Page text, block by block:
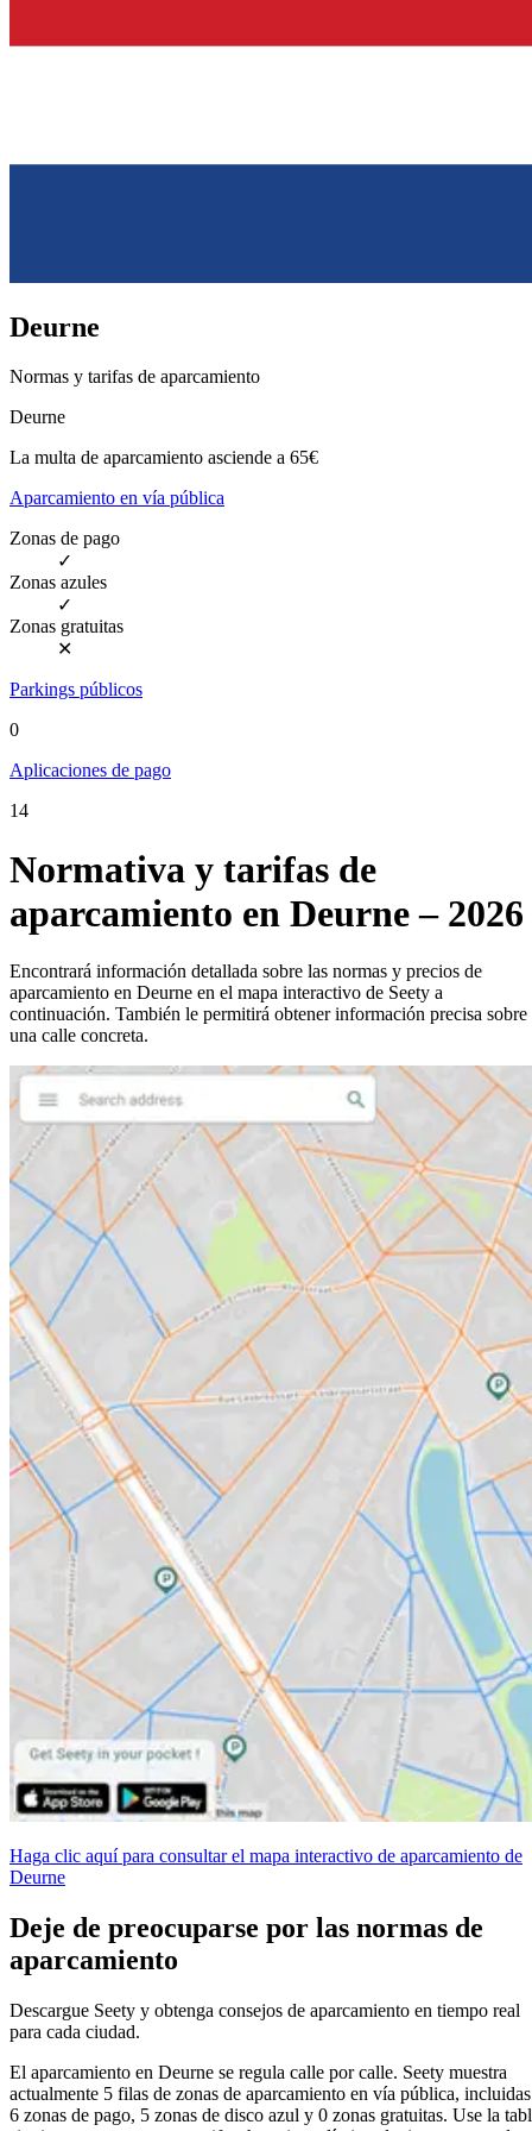
Deurne
Normas y tarifas de aparcamiento
Deurne
La multa de aparcamiento asciende a 65€
Aparcamiento en vía pública
Zonas de pago
✓
Zonas azules
✓
Zonas gratuitas
✕
Parkings públicos
0
Aplicaciones de pago
14
Normativa y tarifas de
aparcamiento en Deurne – 2026
Encontrará información detallada sobre las normas y precios de
aparcamiento en Deurne en el mapa interactivo de Seety a
continuación. También le permitirá obtener información precisa sobre
una calle concreta.
Haga clic aquí para consultar el mapa interactivo de aparcamiento de
Deurne
Deje de preocuparse por las normas de
aparcamiento
Descargue Seety y obtenga consejos de aparcamiento en tiempo real
para cada ciudad.
El aparcamiento en Deurne se regula calle por calle. Seety muestra
actualmente 5 filas de zonas de aparcamiento en vía pública, incluidas
6 zonas de pago, 5 zonas de disco azul y 0 zonas gratuitas. Use la